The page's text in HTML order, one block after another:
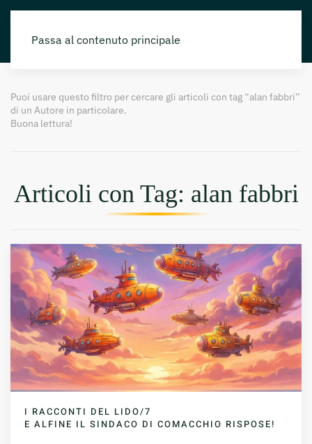
Passa al contenuto principale
Puoi usare questo filtro per cercare gli articoli con tag “alan fabbri”
di un Autore in particolare.
Buona lettura!
Articoli con Tag: alan fabbri
I RACCONTI DEL LIDO/7
E ALFINE IL SINDACO DI COMACCHIO RISPOSE!